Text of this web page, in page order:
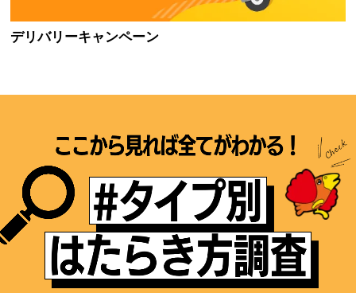
デリバリーキャンペーン